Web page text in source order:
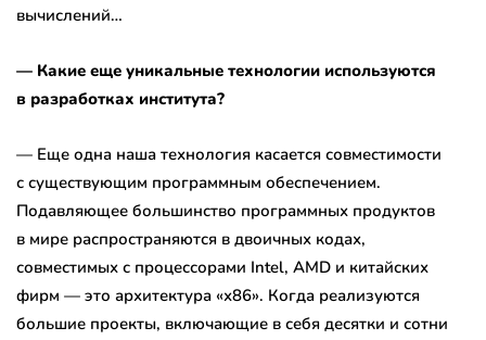
вычислений…
— Какие еще уникальные технологии используются
в разработках института?
— Еще одна наша технология касается совместимости
с существующим программным обеспечением.
Подавляющее большинство программных продуктов
в мире распространяются в двоичных кодах,
совместимых с процессорами Intel, AMD и китайских
фирм — это архитектура «х86». Когда реализуются
большие проекты, включающие в себя десятки и сотни